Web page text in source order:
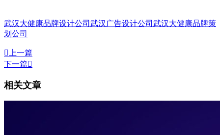
武汉大健康品牌设计公司 武汉广告设计公司 武汉大健康品牌策
划公司
 上一篇
下一篇
相关文章